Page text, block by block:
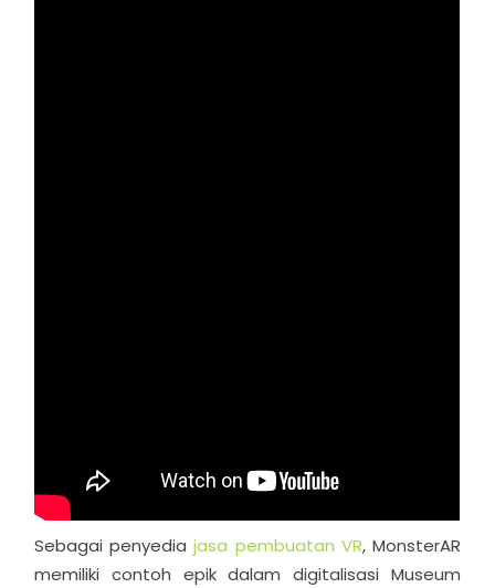
Sebagai penyediajasa pembuatan VR, MonsterAR
memiliki contoh epik dalam digitalisasi Museum